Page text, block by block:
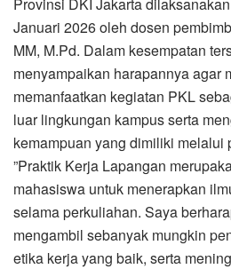
Januari 2026 oleh dosen
MM, M.Pd. Dalam kesempatan
menyampaikan harapannya agar
memanfaatkan kegiatan PKL
luar lingkungan kampus serta
kemampuan yang dimiliki melalui
”Praktik Kerja Lapangan
mahasiswa untuk menerapkan
selama perkuliahan. Saya
mengambil sebanyak mungkin
etika kerja yang baik, serta